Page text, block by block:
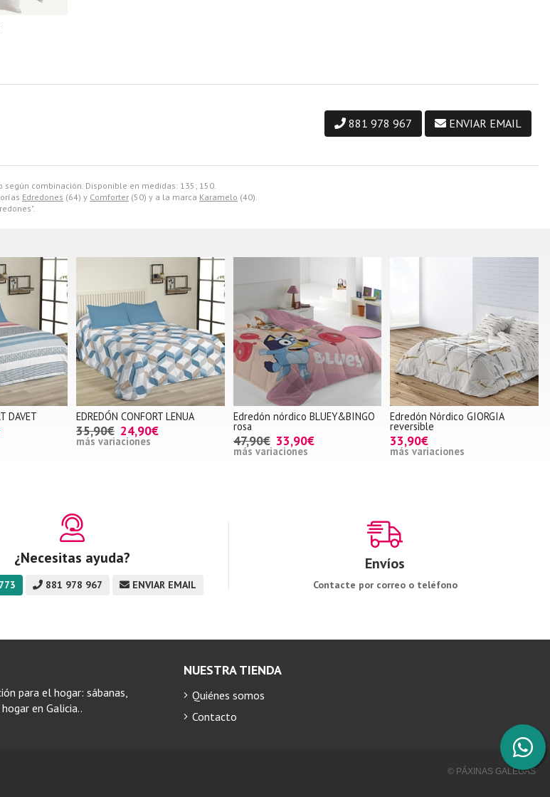
según combinación. Disponible en medidas: 135; 150.
Edredones (64) y Comforter (50) y a la marca Karamelo (40).
881 978 967 ENVIAR EMAIL
DAVET EDREDÓN CONFORT LENUA
35,90€ 24,90€
más variaciones
Edredón nórdico BLUEY&BINGO
rosa
47,90€ 33,90€
más variaciones
Edredón Nórdico GIORGIA
reversible
33,90€
más variaciones
¿Necesitas ayuda?
881 978 967 ENVIAR EMAIL
Envíos
Contacte por correo o teléfono
para el hogar: sábanas,
en Galicia..
NUESTRA TIENDA
Quiénes somos
Contacto
© PÁXINAS GALEGAS